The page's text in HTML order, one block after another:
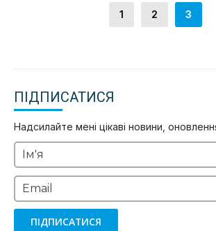
1 2 3
ПІДПИСАТИСЯ
Надсилайте мені цікаві новини,
Ім'я
Email
ПІДПИСАТИСЯ